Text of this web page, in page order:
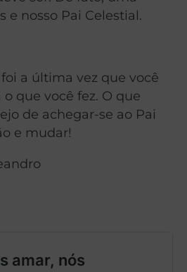
e nosso Pai Celestial.
a última vez que você
que você fez. O que
de achegar-se ao Pai
e mudar!